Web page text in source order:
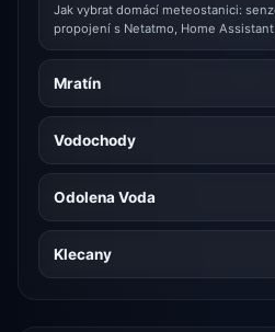
Jak vybrat domácí meteostanici:
propojení s Netatmo, Home
Mratín
Vodochody
Odolena Voda
Klecany